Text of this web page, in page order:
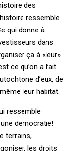
des
ressemble
qui donne à
dans
ça à «leur»
ce qu’on a fait
d’eux, de
leur habitat.
ressemble
démocratie!
terrains,
les droits